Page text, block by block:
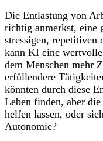
Die Entlastung von
richtig anmerkst, eine
stressigen, repetitiven
kann KI eine
dem Menschen mehr
erfüllendere
könnten durch diese
Leben finden, aber
helfen lassen, oder
Autonomie?